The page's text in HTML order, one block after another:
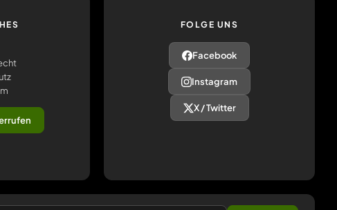
FOLGE UNS
Facebook
Instagram
X / Twitter